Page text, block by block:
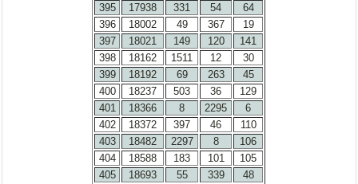
395
17938 331 54
64
396
18002 49 367
19
397
18021 149 120
141
398
18162 1511 12
30
399
18192 69 263
45
400
18237 503 36
129
401
18366 8 2295
6
402
18372 397 46
110
403
18482 2297 8
106
404
18588 183 101
105
405
18693 55 339
48